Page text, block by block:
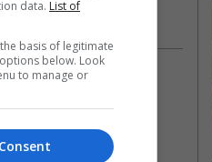
data. List of
basis of legitimate
below. Look
to manage or
Consent